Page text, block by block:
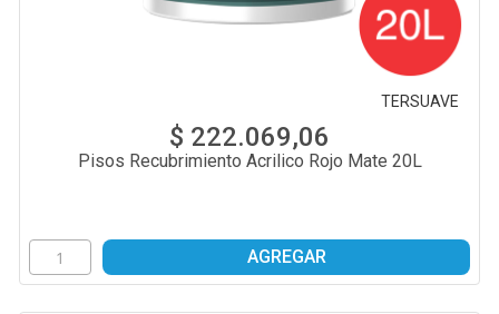
TERSUAVE
$ 222.069,06
Pisos Recubrimiento Acrilico Rojo Mate 20L
AGREGAR